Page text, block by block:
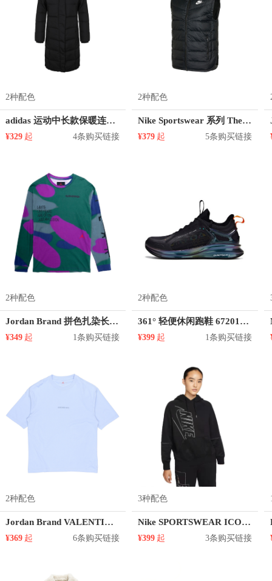
2种配色
adidas 运动中长款保暖连帽羽绒服 GK3150GK3151
¥329 起 4条购买链接
2种配色
Nike Sportswear 系列 Therma-FIT 保暖运动立领羽绒马甲 女装 DH4078
¥379 起 5条购买链接
2种配色
Jordan Brand 拼色扎染长袖T恤 CT6196
¥349 起 1条购买链接
2种配色
361° 轻便休闲跑鞋 672012237
¥399 起 1条购买链接
2种配色
Jordan Brand VALENTINE'S DAY 1985 运动正肩袖短袖T恤 男女同款 DR9621
¥369 起 6条购买链接
3种配色
Nike SPORTSWEAR ICON CLASH 起绒连帽套头拼接针织保暖卫衣 DM1741
¥399 起 3条购买链接